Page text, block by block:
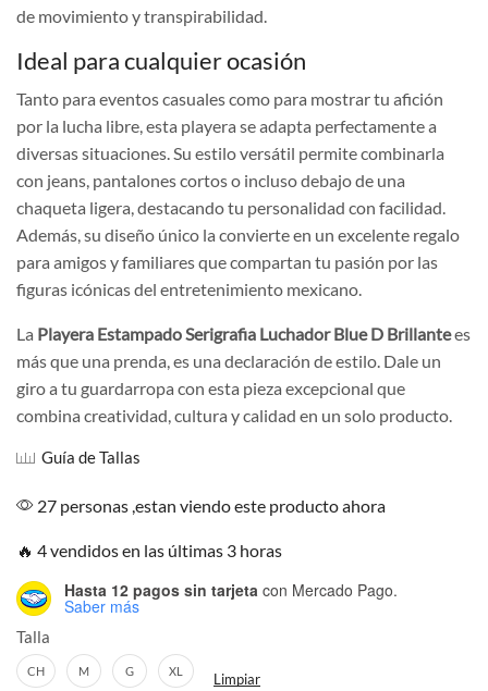
de movimiento y transpirabilidad.
Ideal para cualquier ocasión
Tanto para eventos casuales como para mostrar tu afición
por la lucha libre, esta playera se adapta perfectamente a
diversas situaciones. Su estilo versátil permite combinarla
con jeans, pantalones cortos o incluso debajo de una
chaqueta ligera, destacando tu personalidad con facilidad.
Además, su diseño único la convierte en un excelente regalo
para amigos y familiares que compartan tu pasión por las
figuras icónicas del entretenimiento mexicano.
La Playera Estampado Serigrafia Luchador Blue D Brillantees
más que una prenda, es una declaración de estilo. Dale un
giro a tu guardarropa con esta pieza excepcional que
combina creatividad, cultura y calidad en un solo producto.
Guía de Tallas
27 personas ,estan viendo este producto ahora
🔥 4 vendidos en las últimas 3 horas
Hasta 12 pagos sin tarjeta con Mercado Pago.
Saber más
Talla
CH M G XL Limpiar